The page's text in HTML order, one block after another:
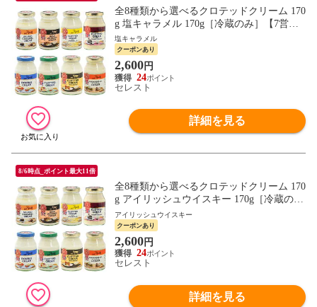
全8種類から選べるクロテッドクリーム 170
g 塩キャラメル 170g［冷蔵のみ］【7営業
日以内に出荷】[D][R]
塩キャラメル
クーポンあり
2,600円
24
セレスト
詳細を見る
8/6時点_ポイント最大11倍
全8種類から選べるクロテッドクリーム 170
g アイリッシュウイスキー 170g［冷蔵の
み］【7営業日以内に出荷】[D][R]
アイリッシュウイスキー
クーポンあり
2,600円
24
セレスト
詳細を見る